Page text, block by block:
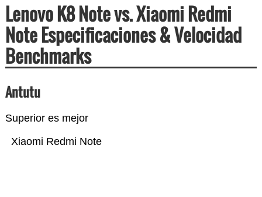
Lenovo K8 Note vs. Xiaomi Redmi
Note Especificaciones & Velocidad
Benchmarks
Antutu
Superior es mejor
Xiaomi Redmi Note